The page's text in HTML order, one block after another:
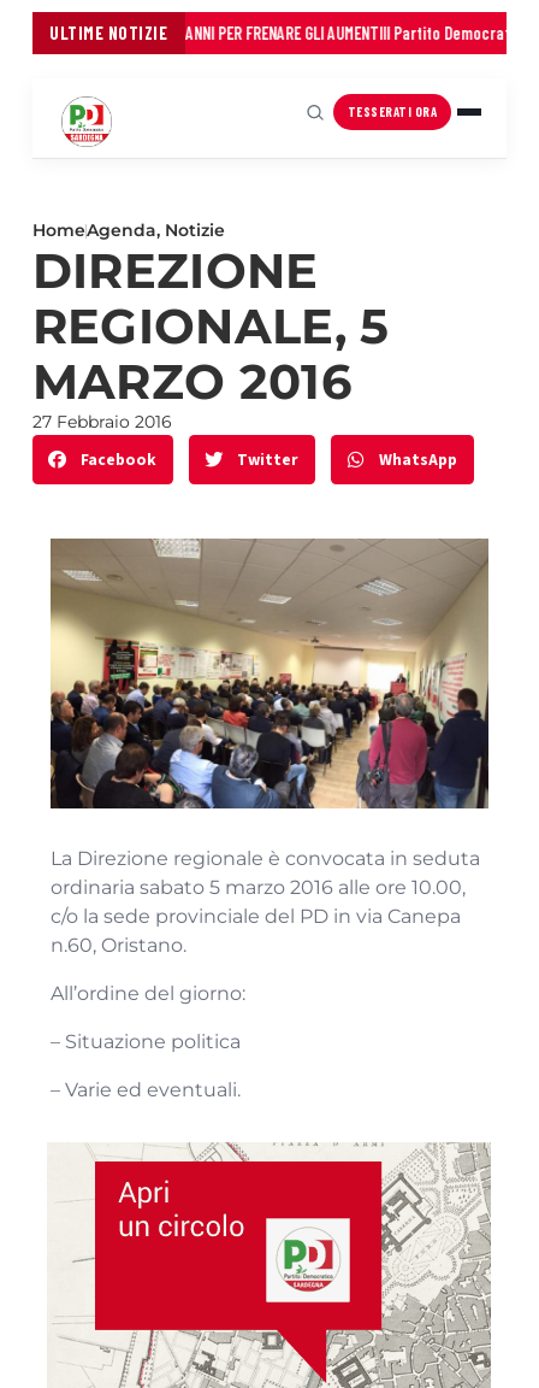
ULTIME NOTIZIE
45 MILIONI IN TRE ANNI PER FRENARE GLI AUMENTIIl Partito Democratico
TESSERATI ORA
HomeAgenda, Notizie
DIREZIONE
REGIONALE, 5
MARZO 2016
27 Febbraio 2016
Facebook Twitter WhatsApp
La Direzione regionale è convocata in seduta
ordinaria sabato 5 marzo 2016 alle ore 10.00,
c/o la sede provinciale del PD in via Canepa
n.60, Oristano.
All’ordine del giorno:
– Situazione politica
– Varie ed eventuali.